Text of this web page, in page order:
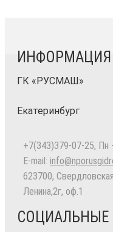
ИНФОРМАЦИЯ
ГК «РУСМАШ»
Екатеринбург
+7(343)379-07-25, Пн
E-mail:
623700,
Ленина,2г, оф.1
СОЦИАЛЬНЫЕ